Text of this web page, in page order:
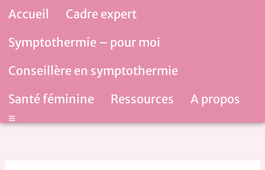
Aller
contenu
Accueil
Cadre expert
Symptothermie – pour moi
Conseillère en symptothermie
Santé féminine
Ressources A propos
Hamburger Toggle Menu